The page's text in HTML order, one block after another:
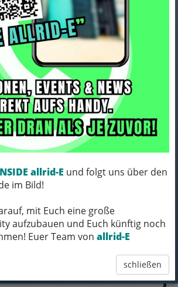
allrid-E und folgt uns über den
im Bild!
mit Euch eine große
aufzubauen und Euch künftig noch
Euer Team von allrid-E
schließen
Trek Velocis
DU BESTELLEN - MIT
IN NORTORF!
MwSt.)
EUR